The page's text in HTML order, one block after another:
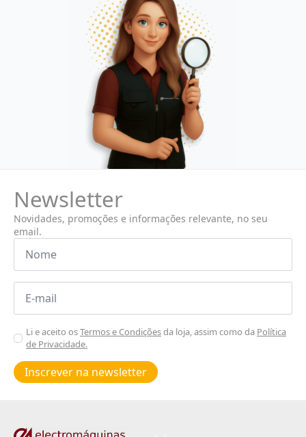
Newsletter
Novidades, promoções e informações relevante, no seu
email.
Nome
Email
Aceitar
Poiticas
de
privacidade
Li e aceito osTermos e Condiçõesda loja, assim como da Política
de Privacidade.
Inscrever na newsletter